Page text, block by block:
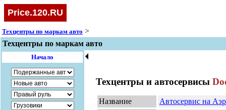
Price.120.RU
Техцентры по маркам авто >
Техцентры по маркам авто
Начало 🞀
Техцентры и автосервисы
Название Автосервис на